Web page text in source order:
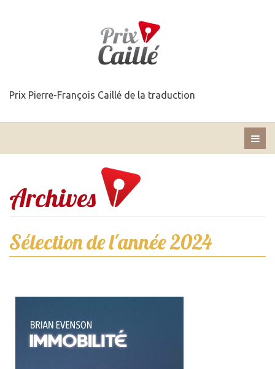
Prix Pierre-François Caillé de la traduction
Archives
Sélection de l'année 2024